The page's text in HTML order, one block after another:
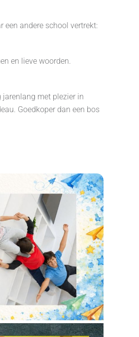
een andere school vertrekt:
en lieve woorden.
met plezier in
Goedkoper dan een bos